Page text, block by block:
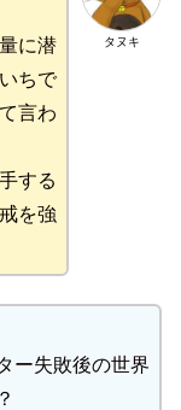
タヌキ
に潜
ちで
言わ
する
を強
ー失敗後の世界